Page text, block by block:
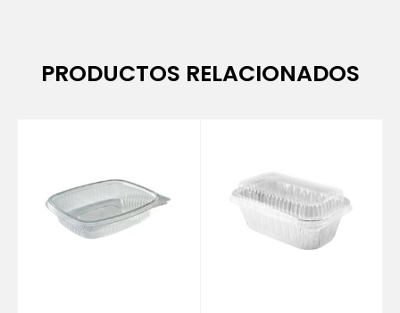
PRODUCTOS RELACIONADOS